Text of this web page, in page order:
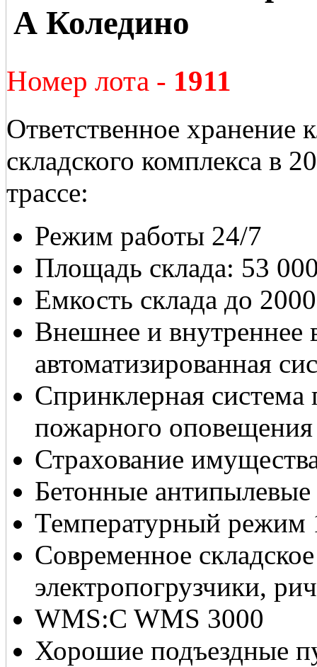
А Коледино
Номер лота - 1911
Ответственное хранение
складского комплекса в
трассе:
Режим работы 24/7
Площадь склада: 53
Емкость склада до
Внешнее и
автоматизированная
Спринклерная
пожарного оповещения
Страхование
Бетонные
Температурный режим
Современное
электропогрузчики,
WMS:C WMS 3000
Хорошие подъездные